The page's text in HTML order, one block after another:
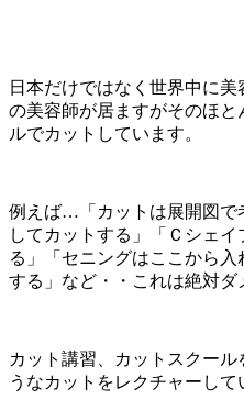
日本だけではなく世界中に
の美容師が居ますがそのほ
ルでカットしています。
例えば…「カットは展開図で
してカットする」「Ｃシェ
る」「セニングはここから
する」など・・これは絶対ダ
カット講習、カットスクー
うなカットをレクチャーして